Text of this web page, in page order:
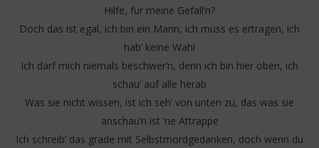
Hilfe, für meine Gefall’n?
Doch das ist egal, ich bin ein Mann, ich muss es ertragen, ich
hab’ keine Wahl
Ich darf mich niemals beschwer’n, denn ich bin hier oben, ich
schau’ auf alle herab
Was sie nicht wissen, ist ich seh’ von unten zu, das was sie
anschau’n ist ‘ne Attrappe
Ich schreib’ das grade mit Selbstmordgedanken, doch wenn du